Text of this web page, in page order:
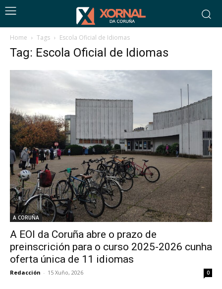
Home Tags Escola Oficial de Idiomas
Tag: Escola Oficial de Idiomas
A CORUÑA
A EOI da Coruña abre o prazo de
preinscrición para o curso 2025-2026 cunha
oferta única de 11 idiomas
Redacción - 15 Xuño, 2026 0